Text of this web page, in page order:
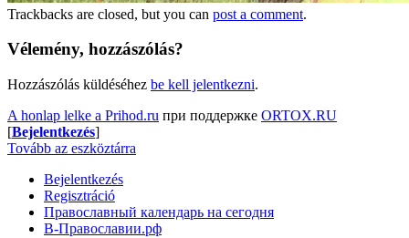
Trackbacks are closed, but you can post a comment.
Vélemény, hozzászólás?
Hozzászólás küldéséhez be kell jelentkezni.
A honlap lelke a Prihod.ru при поддержке ORTOX.RU
[Bejelentkezés]
Tovább az eszköztárra
Bejelentkezés
Regisztráció
Православный календарь на сегодня
В-Православии.рф